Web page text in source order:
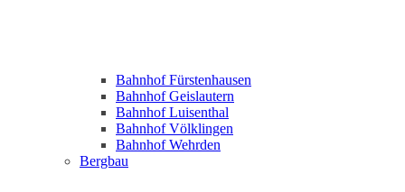
Bahnhof Fürstenhausen
Bahnhof Geislautern
Bahnhof Luisenthal
Bahnhof Völklingen
Bahnhof Wehrden
Bergbau